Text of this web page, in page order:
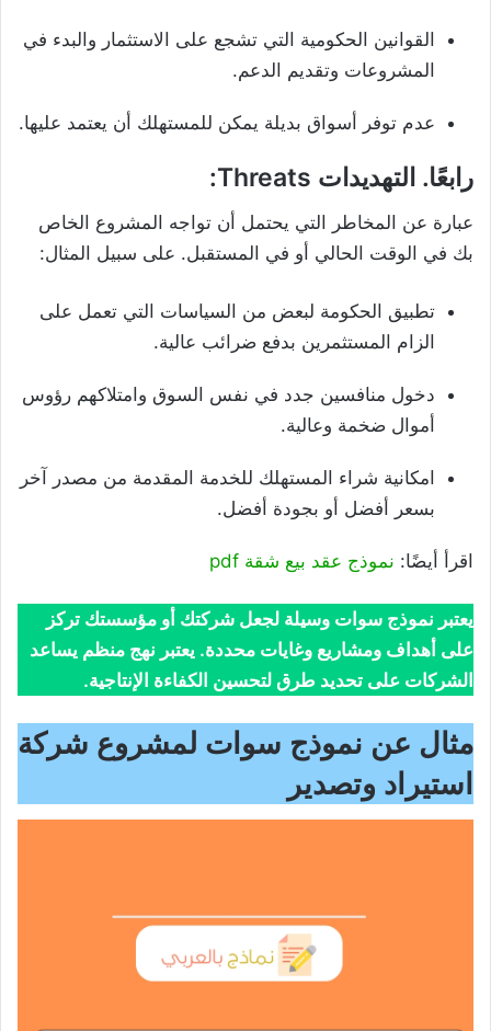
القوانين الحكومية التي تشجع على الاستثمار والبدء في
المشروعات وتقديم الدعم.
عدم توفر أسواق بديلة يمكن للمستهلك أن يعتمد عليها.
رابعًا. التهديدات Threats:
عبارة عن المخاطر التي يحتمل أن تواجه المشروع الخاص
بك في الوقت الحالي أو في المستقبل. على سبيل المثال:
تطبيق الحكومة لبعض من السياسات التي تعمل على
الزام المستثمرين بدفع ضرائب عالية.
دخول منافسين جدد في نفس السوق وامتلاكهم رؤوس
أموال ضخمة وعالية.
امكانية شراء المستهلك للخدمة المقدمة من مصدر آخر
بسعر أفضل أو بجودة أفضل.
اقرأ أيضًا: نموذج عقد بيع شقة pdf
يعتبر نموذج سوات وسيلة لجعل شركتك أو مؤسستك تركز
على أهداف ومشاريع وغايات محددة. يعتبر نهج منظم يساعد
الشركات على تحديد طرق لتحسين الكفاءة الإنتاجية.
مثال عن نموذج سوات لمشروع شركة
استيراد وتصدير